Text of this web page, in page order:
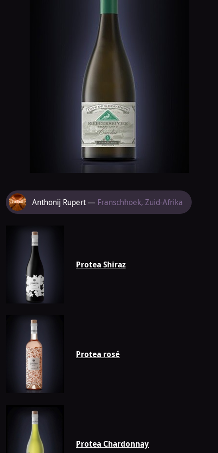
Meer
van
Anthonij
Rupert
Anthonij Rupert — Franschhoek, Zuid-Afrika
Protea Shiraz
Protea rosé
Protea Chardonnay